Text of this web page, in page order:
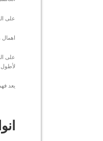
على
اهمال
على
لأطول
يعد